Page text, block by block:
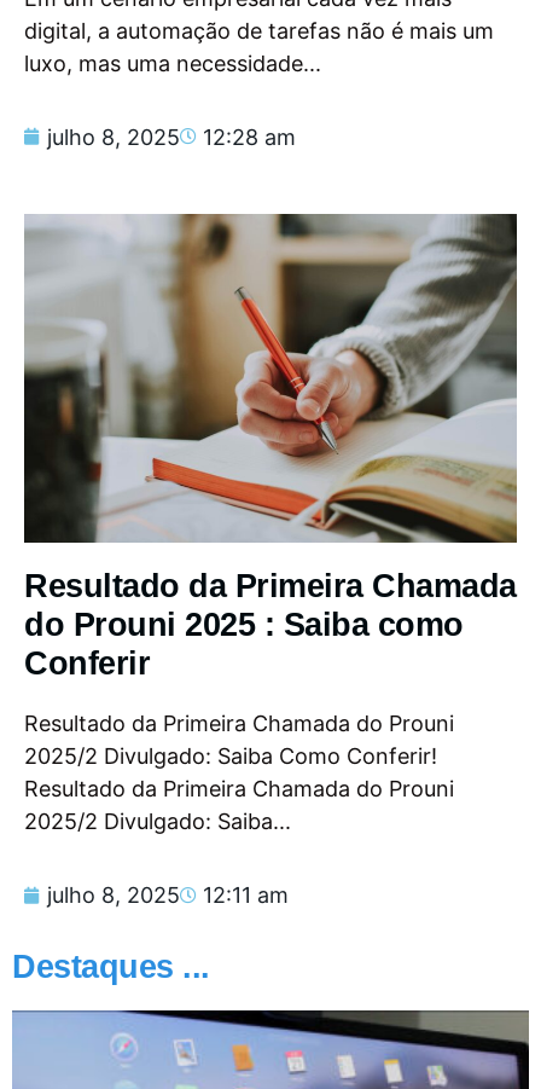
digital, a automação de tarefas não é mais um
luxo, mas uma necessidade...
julho 8, 2025 12:28 am
Resultado da Primeira Chamada
do Prouni 2025 : Saiba como
Conferir
Resultado da Primeira Chamada do Prouni
2025/2 Divulgado: Saiba Como Conferir!
Resultado da Primeira Chamada do Prouni
2025/2 Divulgado: Saiba...
julho 8, 2025 12:11 am
Destaques ...